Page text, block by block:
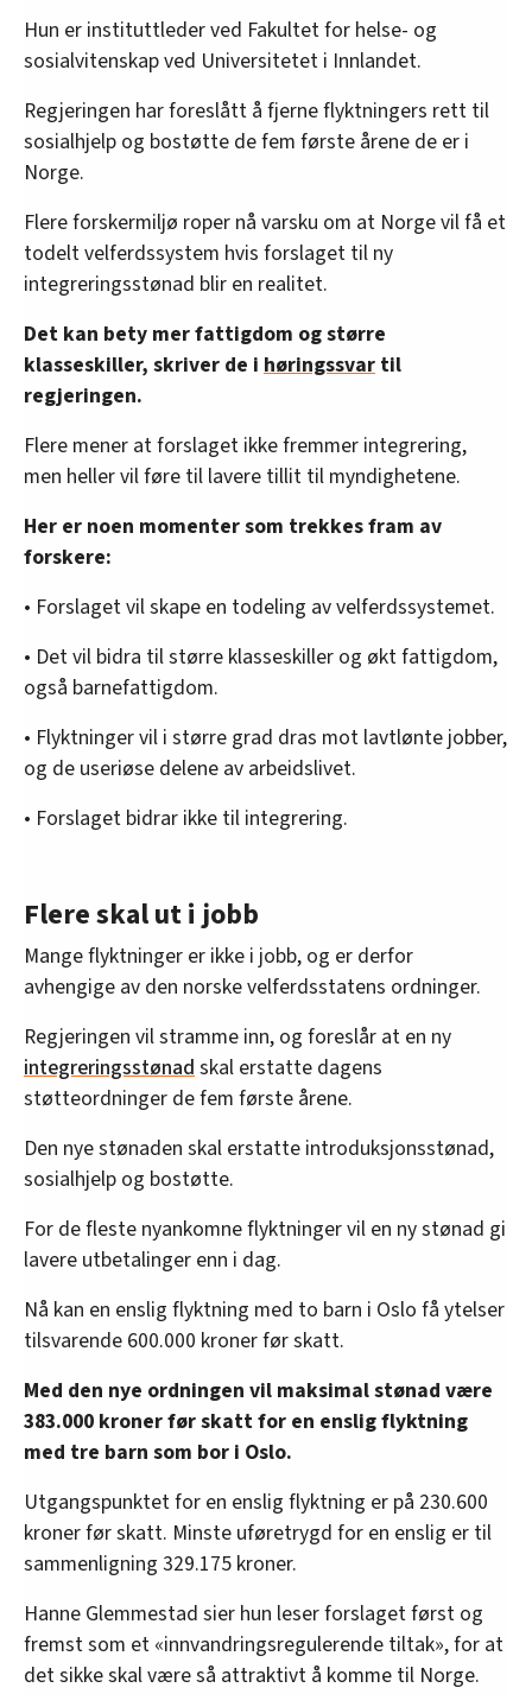
Hun er instituttleder ved Fakultet for helse- og
sosialvitenskap ved Universitetet i Innlandet.
Regjeringen har foreslått å fjerne flyktningers rett til
sosialhjelp og bostøtte de fem første årene de er i
Norge.
Flere forskermiljø roper nå varsku om at Norge vil få et
todelt velferdssystem hvis forslaget til ny
integreringsstønad blir en realitet.
Det kan bety mer fattigdom og større
klasseskiller, skriver de i høringssvar til
regjeringen.
Flere mener at forslaget ikke fremmer integrering,
men heller vil føre til lavere tillit til myndighetene.
Her er noen momenter som trekkes fram av
forskere:
• Forslaget vil skape en todeling av velferdssystemet.
• Det vil bidra til større klasseskiller og økt fattigdom,
også barnefattigdom.
• Flyktninger vil i større grad dras mot lavtlønte jobber,
og de useriøse delene av arbeidslivet.
• Forslaget bidrar ikke til integrering.
Flere skal ut i jobb
Mange flyktninger er ikke i jobb, og er derfor
avhengige av den norske velferdsstatens ordninger.
Regjeringen vil stramme inn, og foreslår at en ny
integreringsstønad skal erstatte dagens
støtteordninger de fem første årene.
Den nye stønaden skal erstatte introduksjonsstønad,
sosialhjelp og bostøtte.
For de fleste nyankomne flyktninger vil en ny stønad gi
lavere utbetalinger enn i dag.
Nå kan en enslig flyktning med to barn i Oslo få ytelser
tilsvarende 600.000 kroner før skatt.
Med den nye ordningen vil maksimal stønad være
383.000 kroner før skatt for en enslig flyktning
med tre barn som bor i Oslo.
Utgangspunktet for en enslig flyktning er på 230.600
kroner før skatt. Minste uføretrygd for en enslig er til
sammenligning 329.175 kroner.
Hanne Glemmestad sier hun leser forslaget først og
fremst som et «innvandringsregulerende tiltak», for at
det sikke skal være så attraktivt å komme til Norge.